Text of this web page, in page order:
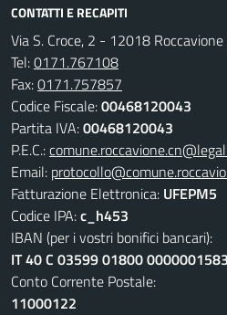
CONTATTI E RECAPITI
Via S. Croce, 2 - 12018 Roccavione
Tel:0171.767108
Fax:0171.757857
Codice Fiscale:00468120043
Partita IVA:00468120043
P.E.C.:
Email:
Fatturazione Elettronica: UFEPM5
Codice IPA:c_h453
IBAN (per i vostri bonifici bancari):
IT 40 C 03599 01800
Conto Corrente Postale:
11000122